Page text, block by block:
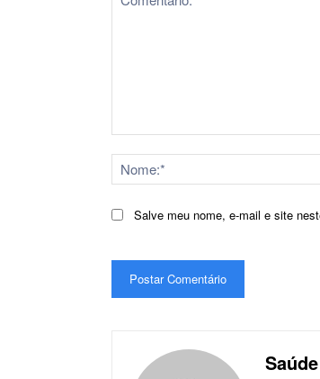
Salve meu nome, e-mail e site